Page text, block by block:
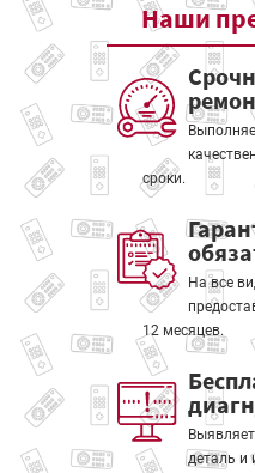
Наши
сроки.
На все
12 месяцев.
деталь и